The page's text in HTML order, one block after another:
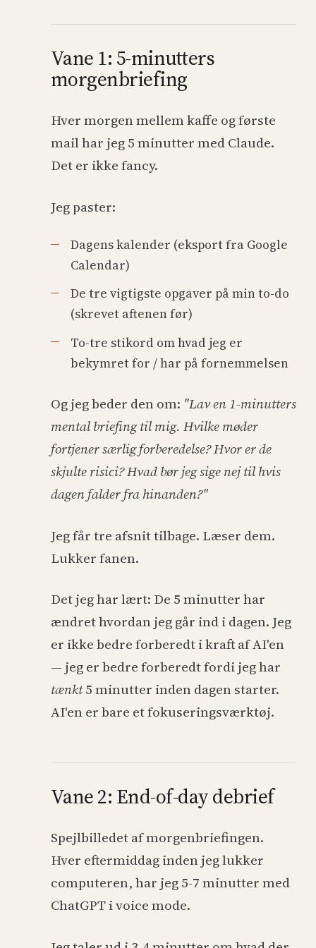
Vane 1: 5-minutters
morgenbriefing
Hver morgen mellem kaffe og første
mail har jeg 5 minutter med Claude.
Det er ikke fancy.
Jeg paster:
Dagens kalender (eksport fra Google
Calendar)
De tre vigtigste opgaver på min to-do
(skrevet aftenen før)
To-tre stikord om hvad jeg er
bekymret for / har på fornemmelsen
Og jeg beder den om: "Lav en 1-minutters
mental briefing til mig. Hvilke møder
fortjener særlig forberedelse? Hvor er de
skjulte risici? Hvad bør jeg sige nej til hvis
dagen falder fra hinanden?"
Jeg får tre afsnit tilbage. Læser dem.
Lukker fanen.
Det jeg har lært: De 5 minutter har
ændret hvordan jeg går ind i dagen. Jeg
er ikke bedre forberedt i kraft af AI'en
— jeg er bedre forberedt fordi jeg har
tænkt5 minutter inden dagen starter.
AI'en er bare et fokuseringsværktøj.
Vane 2: End-of-day debrief
Spejlbilledet af morgenbriefingen.
Hver eftermiddag inden jeg lukker
computeren, har jeg 5-7 minutter med
ChatGPT i voice mode.